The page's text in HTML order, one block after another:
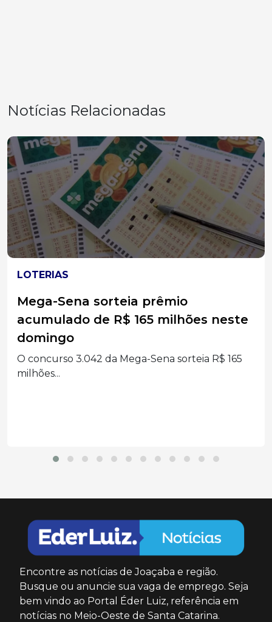
Notícias Relacionadas
ACIDENTES
Carro sai da pista na BR-282 e
quatro pessoas são levadas ao
hospital no Oeste Catarinense
Quatro ocupantes de um carro foram levados ao
hospital...
Encontre as notícias de Joaçaba e região.
Busque ou anuncie sua vaga de emprego. Seja
bem vindo ao Portal Éder Luiz, referência em
notícias no Meio-Oeste de Santa Catarina.